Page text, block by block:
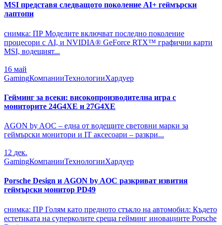
MSI представя следващото поколение AI+ геймърски
лаптопи
снимка: ПР Моделите включват последно поколение
процесори с AI, и NVIDIA® GeForce RTX™ графични карти
MSI, водещият...
16 май
GamingКомпанииТехнологииХардуер
Гейминг за всеки: високопроизводителна игра с
мониторите 24G4XE и 27G4XE
AGON by AOC – една от водещите световни марки за
геймърски монитори и IT аксесоари – разкри...
12 дек.
GamingКомпанииТехнологииХардуер
Porsche Design и AGON by AOC разкриват извития
геймърски монитор PD49
снимка: ПР Голям като предното стъкло на автомобил: Където
естетиката на суперколите среща гейминг иновациите Porsche